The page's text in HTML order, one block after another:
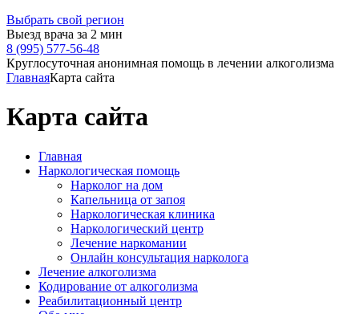
Выбрать свой регион
Выезд врача за 2 мин
8 (995) 577-56-48
Круглосуточная анонимная помощь в лечении алкоголизма
ГлавнаяКарта сайта
Карта сайта
Главная
Наркологическая помощь
Нарколог на дом
Капельница от запоя
Наркологическая клиника
Наркологический центр
Лечение наркомании
Онлайн консультация нарколога
Лечение алкоголизма
Кодирование от алкоголизма
Реабилитационный центр